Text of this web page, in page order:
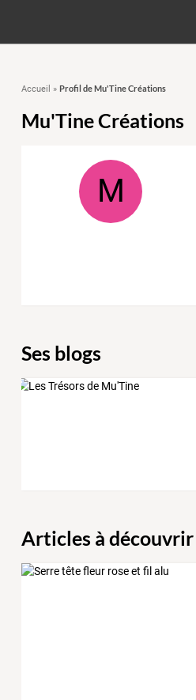
Accueil » Profil de Mu'Tine Créations
Mu'Tine Créations
M
Ses blogs
Articles à découvrir